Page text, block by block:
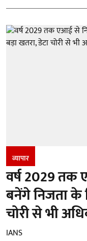
व्यापार
वर्ष 2029 तक
बनेंगे निजता के
चोरी से भी
IANS